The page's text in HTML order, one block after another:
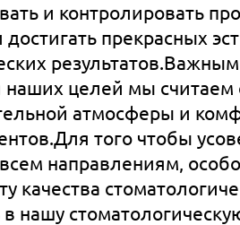
и контролировать
прекрасных
наших целей мы считаем
атмосферы и
того чтобы
направлениям,
качества
нашу